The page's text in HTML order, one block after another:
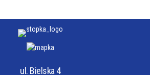
ul. Bielska 4